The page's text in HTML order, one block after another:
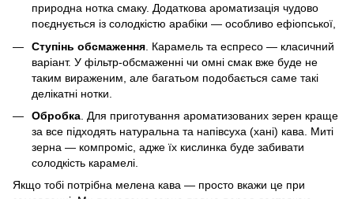
природна нотка смаку. Додаткова ароматизація чудово
поєднується із солодкістю арабіки — особливо ефіопської,
Ступінь обсмаження . Карамель та еспресо — класичний
варіант. У фільтр-обсмаженні чи омні смак вже буде не
таким вираженим, але багатьом подобається саме такі
делікатні нотки.
Обробка . Для приготування ароматизованих зерен краще
за все підходять натуральна та напівсуха (хані) кава. Миті
зерна — компроміс, адже їх кислинка буде забивати
солодкість карамелі.
Якщо тобі потрібна мелена кава — просто вкажи це при